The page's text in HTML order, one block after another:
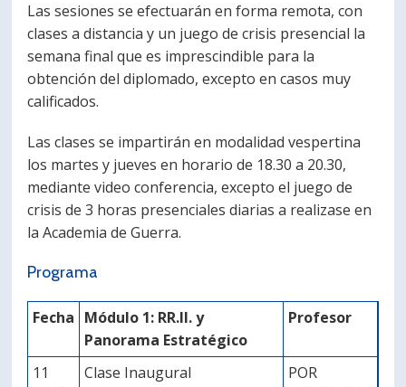
Las sesiones se efectuarán en forma remota, con
clases a distancia y un juego de crisis presencial la
semana final que es imprescindible para la
obtención del diplomado, excepto en casos muy
calificados.
Las clases se impartirán en modalidad vespertina
los martes y jueves en horario de 18.30 a 20.30,
mediante video conferencia, excepto el juego de
crisis de 3 horas presenciales diarias a realizase en
la Academia de Guerra.
Programa
Fecha Módulo 1: RR.II. y
Panorama Estratégico
Profesor
11
Clase Inaugural
POR